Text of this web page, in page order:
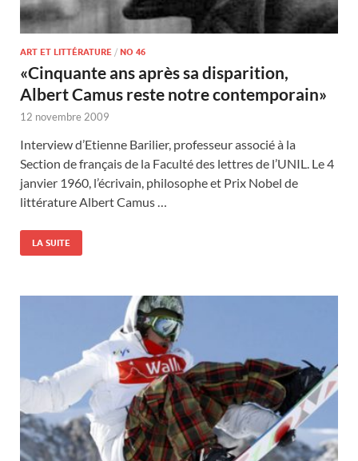
ART ET LITTÉRATURE / NO 46
«Cinquante ans après sa disparition,
Albert Camus reste notre contemporain»
12 novembre 2009
Interview d’Etienne Barilier, professeur associé à la
Section de français de la Faculté des lettres de l’UNIL. Le 4
janvier 1960, l’écrivain, philosophe et Prix Nobel de
littérature Albert Camus …
LA SUITE